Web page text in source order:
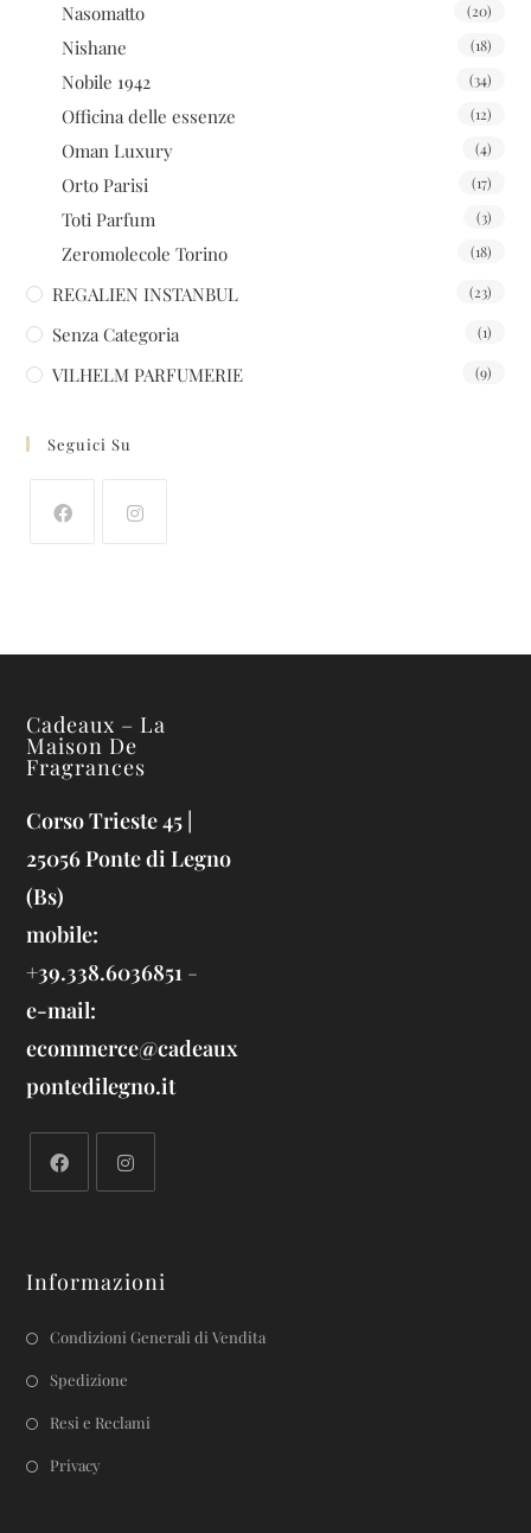
Nasomatto (20)
Nishane (18)
Nobile 1942 (34)
Officina delle essenze (12)
Oman Luxury (4)
Orto Parisi (17)
Toti Parfum (3)
Zeromolecole Torino (18)
REGALIEN INSTANBUL (23)
Senza Categoria (1)
VILHELM PARFUMERIE (9)
Seguici Su
Cadeaux – La
Maison De
Fragrances
Corso Trieste 45 |
25056 Ponte di Legno
(Bs)
mobile:
+39.338.6036851 -
e-mail:
ecommerce@cadeaux
pontedilegno.it
Informazioni
Condizioni Generali di Vendita
Spedizione
Resi e Reclami
Privacy